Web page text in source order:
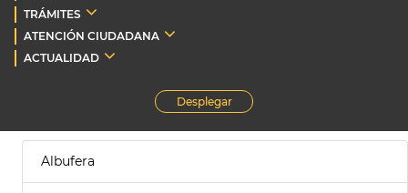
TRÁMITES
ATENCIÓN CIUDADANA
ACTUALIDAD
Desplegar
Albufera